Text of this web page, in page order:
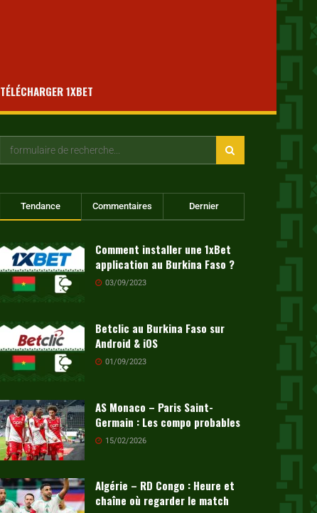
TÉLÉCHARGER 1XBET
Tendance Commentaires Dernier
Comment installer une 1xBet
application au Burkina Faso ?
03/09/2023
Betclic au Burkina Faso sur
Android & iOS
01/09/2023
AS Monaco – Paris Saint-
Germain : Les compo probables
15/02/2026
Algérie – RD Congo : Heure et
chaîne où regarder le match